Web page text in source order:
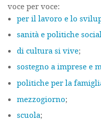
voce per voce:
per il lavoro e lo
sanità e politiche
di cultura si vive;
sostegno a imprese e
politiche per la
mezzogiorno;
scuola;